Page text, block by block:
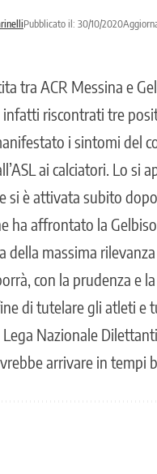
Pubblicato il: 30/10/2020
tra ACR Messina e
infatti riscontrati tre
i sintomi del
ai calciatori. Lo si
si è attivata subito
ha affrontato la
della massima
con la prudenza e
di tutelare gli atleti
Nazionale
arrivare in tempi